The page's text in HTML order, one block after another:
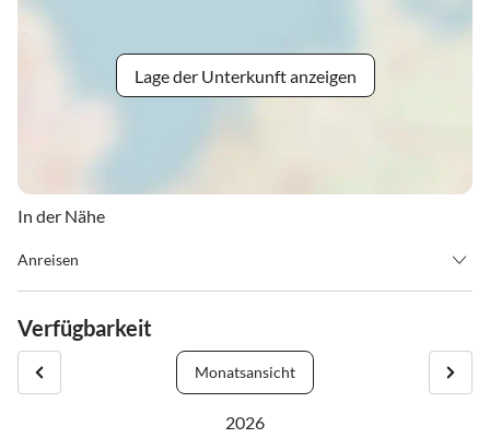
Lage der Unterkunft anzeigen
In der Nähe
Anreisen
Folgen Sie in Hof bei Salzburg der Bundesstraße (B 158) bis zum
Kreisverkehr Baderluck. Bei der 1. Ausfahrt biegen Sie in die
Hinterseestraße ein und nach einigen Kilometern erreichen Sie
Verfügbarkeit
Monatsansicht
2026